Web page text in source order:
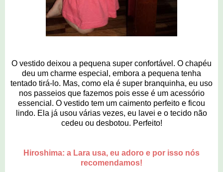
O vestido deixou a pequena super confortável. O chapéu
deu um charme especial, embora a pequena tenha
tentado tirá-lo. Mas, como ela é super branquinha, eu uso
nos passeios que fazemos pois esse é um acessório
essencial. O vestido tem um caimento perfeito e ficou
lindo. Ela já usou várias vezes, eu lavei e o tecido não
cedeu ou desbotou. Perfeito!
Hiroshima: a Lara usa, eu adoro e por isso nós
recomendamos!